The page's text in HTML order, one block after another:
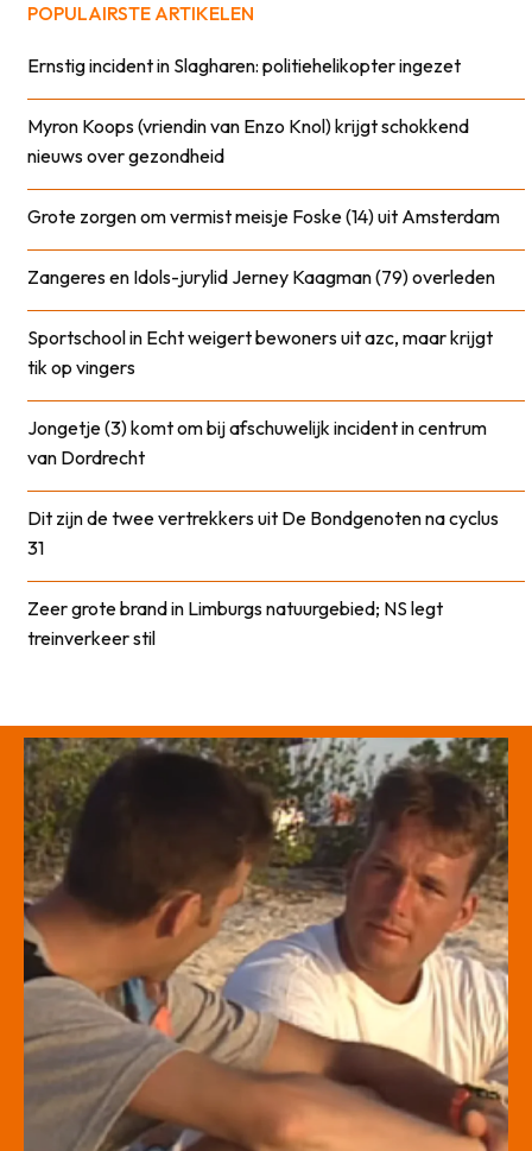
POPULAIRSTE ARTIKELEN
Ernstig incident in Slagharen: politiehelikopter ingezet
Myron Koops (vriendin van Enzo Knol) krijgt schokkend
nieuws over gezondheid
Grote zorgen om vermist meisje Foske (14) uit Amsterdam
Zangeres en Idols-jurylid Jerney Kaagman (79) overleden
Sportschool in Echt weigert bewoners uit azc, maar krijgt
tik op vingers
Jongetje (3) komt om bij afschuwelijk incident in centrum
van Dordrecht
Dit zijn de twee vertrekkers uit De Bondgenoten na cyclus
31
Zeer grote brand in Limburgs natuurgebied; NS legt
treinverkeer stil